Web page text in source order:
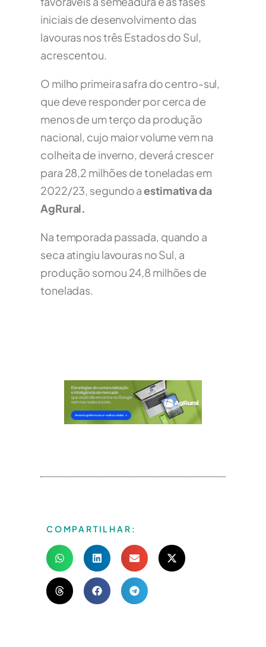
iniciais de desenvolvimento das
lavouras nos três Estados do Sul,
acrescentou.
O milho primeira safra do centro-sul,
que deve responder por cerca de
menos de um terço da produção
nacional, cujo maior volume vem na
colheita de inverno, deverá crescer
para 28,2 milhões de toneladas em
2022/23, segundo aestimativa da
AgRural.
Na temporada passada, quando a
seca atingiu lavouras no Sul, a
produção somou 24,8 milhões de
toneladas.
COMPARTILHAR: